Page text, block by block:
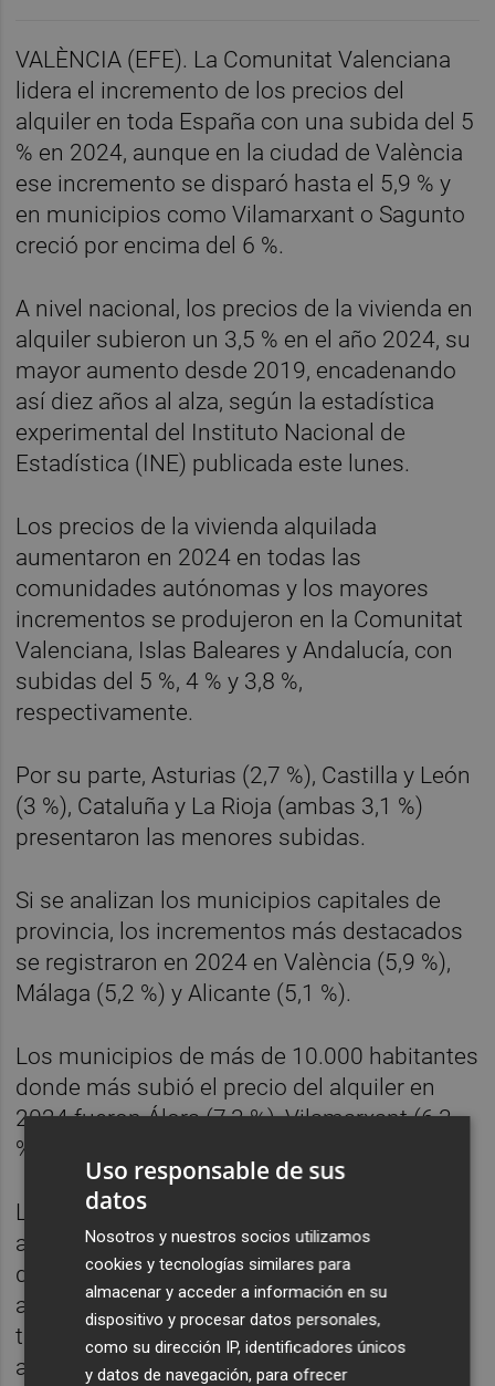
VALÈNCIA (EFE). La Comunitat Valenciana
lidera el incremento de los precios del
alquiler en toda España con una subida del 5
% en 2024, aunque en la ciudad de València
ese incremento se disparó hasta el 5,9 % y
en municipios como Vilamarxant o Sagunto
creció por encima del 6 %.
A nivel nacional, los precios de la vivienda en
alquiler subieron un 3,5 % en el año 2024, su
mayor aumento desde 2019, encadenando
así diez años al alza, según la estadística
experimental del Instituto Nacional de
Estadística (INE) publicada este lunes.
Los precios de la vivienda alquilada
aumentaron en 2024 en todas las
comunidades autónomas y los mayores
incrementos se produjeron en la Comunitat
Valenciana, Islas Baleares y Andalucía, con
subidas del 5 %, 4 % y 3,8 %,
respectivamente.
Por su parte, Asturias (2,7 %), Castilla y León
(3 %), Cataluña y La Rioja (ambas 3,1 %)
presentaron las menores subidas.
Si se analizan los municipios capitales de
provincia, los incrementos más destacados
se registraron en 2024 en València (5,9 %),
Málaga (5,2 %) y Alicante (5,1 %).
Los municipios de más de 10.000 habitantes
donde más subió el precio del alquiler en
2024 fueron Álora (7,3 %), Vilamarxant (6,3
%), Villamartín (6,2 %) y Sagunto (6,2 %).
La variación de los precios de los
arrendamientos fue diferente dependiendo
del año de firma del contrato, según ha
apuntado el INE, que para esta estadística
tiene en cuenta los Registros
administrativos (AEAT).
Uso responsable de sus
datos
Nosotros y nuestros socios utilizamos
cookies y tecnologías similares para
almacenar y acceder a información en su
dispositivo y procesar datos personales,
como su dirección IP, identificadores únicos
y datos de navegación, para ofrecer